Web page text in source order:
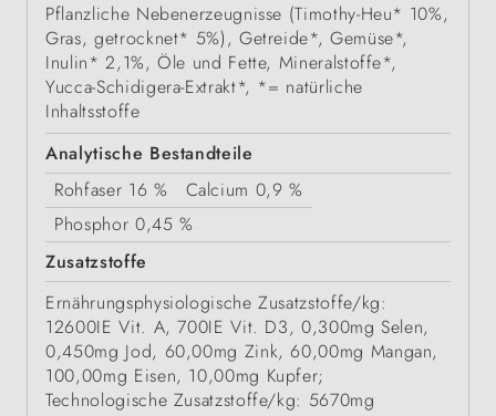
Pflanzliche Nebenerzeugnisse (Timothy-Heu* 10%,
Gras, getrocknet* 5%), Getreide*, Gemüse*,
Inulin* 2,1%, Öle und Fette, Mineralstoffe*,
Yucca-Schidigera-Extrakt*, *= natürliche
Inhaltsstoffe
Analytische Bestandteile
Rohfaser 16 % Calcium 0,9 %
Phosphor 0,45 %
Zusatzstoffe
Ernährungsphysiologische Zusatzstoffe/kg:
12600IE Vit. A, 700IE Vit. D3, 0,300mg Selen,
0,450mg Jod, 60,00mg Zink, 60,00mg Mangan,
100,00mg Eisen, 10,00mg Kupfer;
Technologische Zusatzstoffe/kg: 5670mg